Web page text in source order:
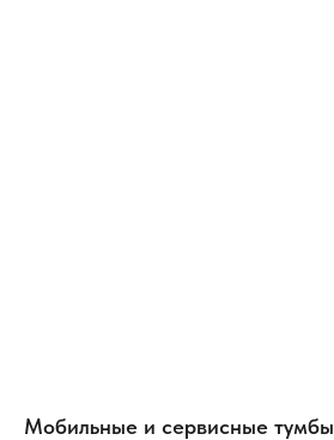
Мобильные и сервисные тумбы